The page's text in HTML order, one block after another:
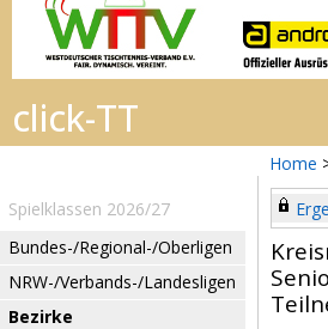
Home
Spielklassen 2026/27
Bundes-/Regional-/Oberligen
NRW-/Verbands-/Landesligen
Bezirke